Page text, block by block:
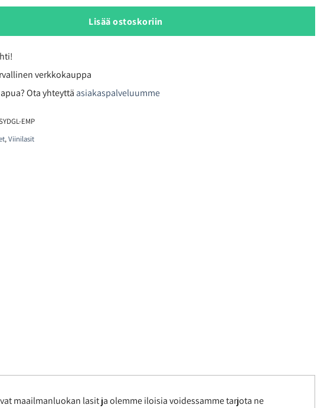
Lisää ostoskoriin
verkkokauppa
apua? Ota yhteyttä asiakaspalveluumme
EMP
,Viinilasit
maailmanluokan lasit ja olemme iloisia voidessamme tarjota ne